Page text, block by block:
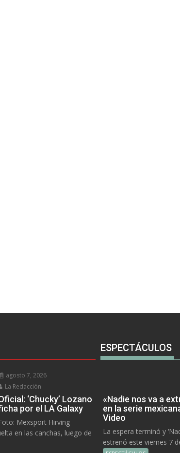
agosto 7, 2026
La Redacción
‘Chucky’ Lozano
por el LA Galaxy
Mexsport Hirving
en las canchas, luego de
ESPECTÁCULOS
«Nadie nos va a
en la serie
Video
La espera terminó y
estrenó este viernes 7